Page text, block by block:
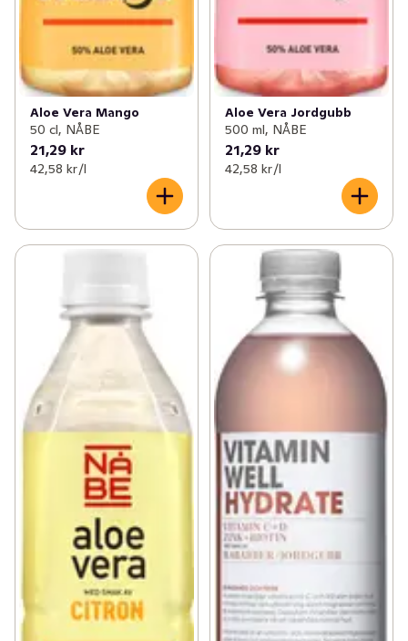
Aloe Vera Mango
50 cl, NÅBE
21,29 kr
42,58 kr /l
Aloe Vera Jordgubb
500 ml, NÅBE
21,29 kr
42,58 kr /l